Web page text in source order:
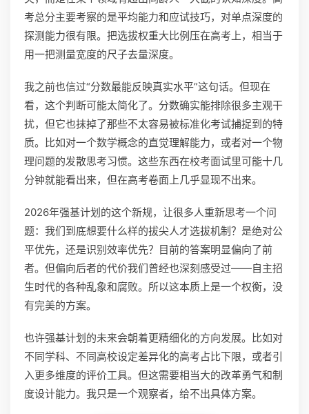
考总分主要考察的是平均能力和应试技巧，对单点深度的
探测能力很有限。把选拔权重大比例压在高考上，相当于
用一把测量宽度的尺子去量深度。
我之前也信过“分数最能反映真实水平”这句话。但现在
看，这个判断可能太简化了。分数确实能排除很多主观干
扰，但它也抹掉了那些不太容易被标准化考试捕捉到的特
质。比如对一个数学概念的直觉理解能力，或者对一个物
理问题的发散思考习惯。这些东西在校考面试里可能十几
分钟就能看出来，但在高考卷面上几乎显现不出来。
2026年强基计划的这个新规，让很多人重新思考一个问
题：我们到底想要什么样的拔尖人才选拔机制？是绝对公
平优先，还是识别效率优先？目前的答案明显偏向了前
者。但偏向后者的代价我们曾经也深刻感受过——自主招
生时代的各种乱象和腐败。所以这本质上是一个权衡，没
有完美的方案。
也许强基计划的未来会朝着更精细化的方向发展。比如对
不同学科、不同高校设定差异化的高考占比下限，或者引
入更多维度的评价工具。但这需要相当大的改革勇气和制
度设计能力。我只是一个观察者，给不出具体方案。